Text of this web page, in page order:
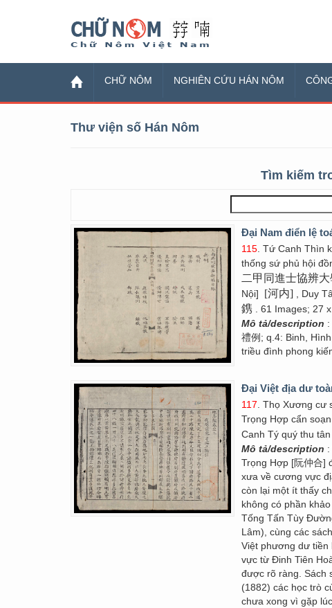
CHỮ NÔM NGHIÊN CỨU HÁN NÔM
Thư viện số Hán Nôm
Tìm kiếm
Đại Nam điển lệ
115 . Tứ Canh Thìn
thống sứ phủ hội
二甲同進士協辨
Nội]
[河内] , Duy
鎸 . 61 Images; 27
Mô tả/description
禮例; q.4: Binh,
triều đình phong
Đại Việt địa dư
117. Thọ Xương cư
Trọng Hợp cẩn soạn
Canh Tý quý thu
Mô tả/description
Trọng Hợp [阮仲合]
xưa về cương vực
còn lại một ít thấy
không có phần
Tống Tấn Tùy
Lâm), cùng các
Việt phương dư tiền
vực từ Đinh Tiên
được rõ ràng. Sách
(1882) các học trò
chưa xong vì gặp